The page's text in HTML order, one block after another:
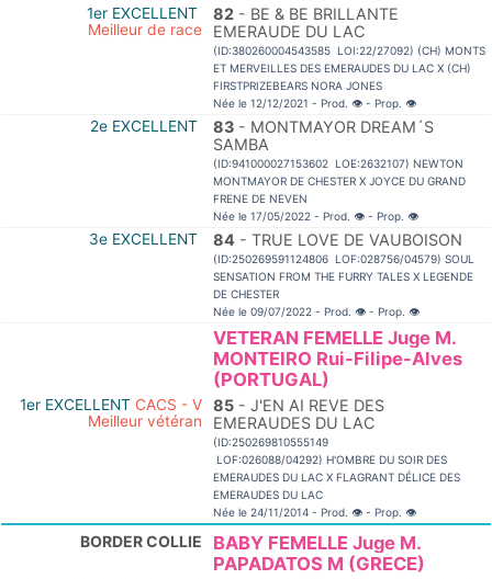
1er EXCELLENT
Meilleur de race
82 - BE & BE BRILLANTE
EMERAUDE DU LAC
(ID:380260004543585 LOI:22/27092) (CH) MONTS
ET MERVEILLES DES EMERAUDES DU LAC X (CH)
FIRSTPRIZEBEARS NORA JONES
Née le 12/12/2021 - Prod. 👁 - Prop. 👁
2e EXCELLENT 83 - MONTMAYOR DREAM´S
SAMBA
(ID:941000027153602 LOE:2632107) NEWTON
MONTMAYOR DE CHESTER X JOYCE DU GRAND
FRENE DE NEVEN
Née le 17/05/2022 - Prod. 👁 - Prop. 👁
3e EXCELLENT 84 - TRUE LOVE DE VAUBOISON
(ID:250269591124806 LOF:028756/04579) SOUL
SENSATION FROM THE FURRY TALES X LEGENDE
DE CHESTER
Née le 09/07/2022 - Prod. 👁 - Prop. 👁
VETERAN FEMELLE Juge M.
MONTEIRO Rui-Filipe-Alves
(PORTUGAL)
1er EXCELLENT CACS - V
Meilleur vétéran
85 - J'EN AI REVE DES
EMERAUDES DU LAC
(ID:250269810555149
LOF:026088/04292) H'OMBRE DU SOIR DES
EMERAUDES DU LAC X FLAGRANT DÉLICE DES
EMERAUDES DU LAC
Née le 24/11/2014 - Prod. 👁 - Prop. 👁
BORDER COLLIE
BABY FEMELLE Juge M.
PAPADATOS M (GRECE)